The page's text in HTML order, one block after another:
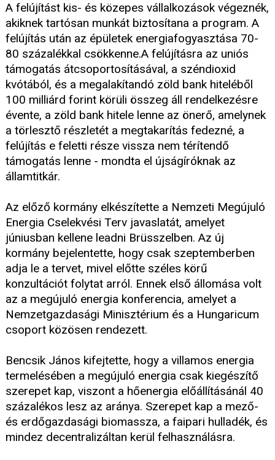
A felújítást kis- és közepes vállalkozások végeznék,
akiknek tartósan munkát biztosítana a program. A
felújítás után az épületek energiafogyasztása 70-
80 százalékkal csökkenne.A felújításra az uniós
támogatás átcsoportosításával, a széndioxid
kvótából, és a megalakítandó zöld bank hiteléből
100 milliárd forint körüli összeg áll rendelkezésre
évente, a zöld bank hitele lenne az önerő, amelynek
a törlesztő részletét a megtakarítás fedezné, a
felújítás e feletti része vissza nem térítendő
támogatás lenne - mondta el újságíróknak az
államtitkár.
Az előző kormány elkészítette a Nemzeti Megújuló
Energia Cselekvési Terv javaslatát, amelyet
júniusban kellene leadni Brüsszelben. Az új
kormány bejelentette, hogy csak szeptemberben
adja le a tervet, mivel előtte széles körű
konzultációt folytat arról. Ennek első állomása volt
az a megújuló energia konferencia, amelyet a
Nemzetgazdasági Minisztérium és a Hungaricum
csoport közösen rendezett.
Bencsik János kifejtette, hogy a villamos energia
termelésében a megújuló energia csak kiegészítő
szerepet kap, viszont a hőenergia előállításánál 40
százalékos lesz az aránya. Szerepet kap a mező-
és erdőgazdasági biomassza, a faipari hulladék, és
mindez decentralizáltan kerül felhasználásra.